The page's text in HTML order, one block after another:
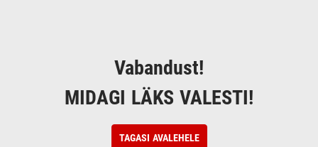
Vabandust!
MIDAGI LÄKS VALESTI!
TAGASI AVALEHELE